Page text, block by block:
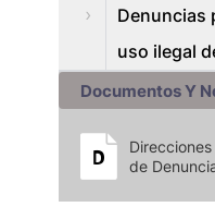
Denuncias
uso ilegal
Documentos Y
de